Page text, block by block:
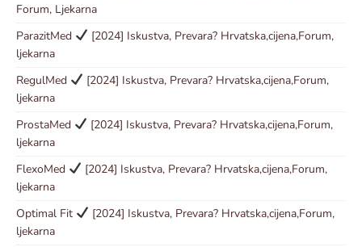
Forum, Ljekarna
ParazitMed
[2024] Iskustva, Prevara? Hrvatska,cijena,Forum,
ljekarna
RegulMed
[2024] Iskustva, Prevara? Hrvatska,cijena,Forum,
ljekarna
ProstaMed
[2024] Iskustva, Prevara? Hrvatska,cijena,Forum,
ljekarna
FlexoMed
[2024] Iskustva, Prevara? Hrvatska,cijena,Forum,
ljekarna
Optimal Fit
[2024] Iskustva, Prevara? Hrvatska,cijena,Forum,
ljekarna